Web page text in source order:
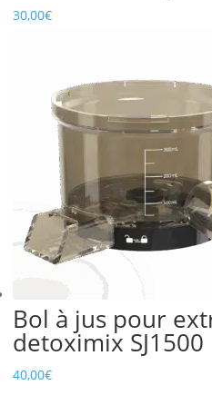
30,00€
Bol à jus pour
detoximix SJ1500
40,00€